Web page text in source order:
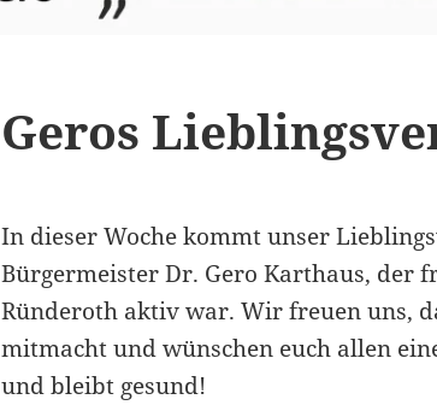
Geros
In dieser Woche kommt unser
Bürgermeister Dr. Gero Karthaus, der
Ründeroth aktiv war. Wir freuen uns,
mitmacht und wünschen euch allen
und bleibt gesund!